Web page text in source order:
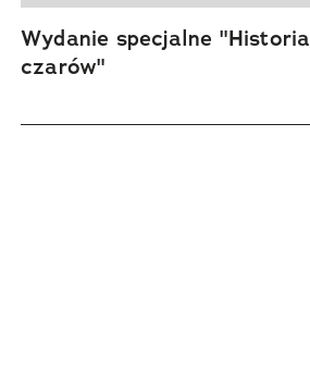
Wydanie specjalne "Historia
czarów"